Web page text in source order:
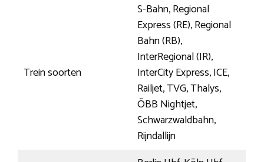
Trein soorten
S-Bahn, Regional
Express (RE), Regional
Bahn (RB),
InterRegional (IR),
InterCity Express, ICE,
Railjet, TVG, Thalys,
ÖBB Nightjet,
Schwarzwaldbahn,
Rijndallijn